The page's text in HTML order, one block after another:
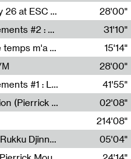
Radia Show #1107 : Art's Birthday 26 at ESC - Medien Kunst Labor
28'00"
Sous le paysage - Habiter les éléments #2 : Vers le tournant élémentaire
31'10"
Impossible de savoir combien de temps m'a échappé
15'14"
28'00"
Sous le paysage - Habiter les éléments #1 : Les éléments et les débordements du vivant
41'55"
Simb Gaïdé ou la danse du faux lion (Pierrick Mouton)
02'08"
214'08"
Non à l'émigration Clandestine - Rukku Djinne Squad (Eden Tinto Collins)
05'04"